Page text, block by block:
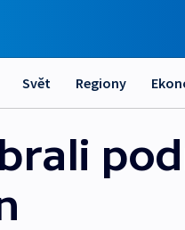
Svět Regiony